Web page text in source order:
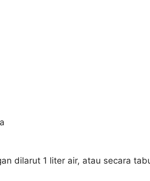
dilarut 1 liter air, atau secara